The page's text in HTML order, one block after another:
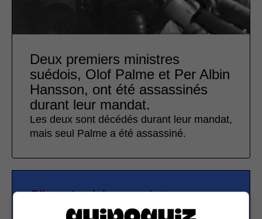
Deux premiers ministres
suédois, Olof Palme et Per Albin
Hansson, ont été assassinés
durant leur mandat.
Les deux sont décédés durant leur mandat,
mais seul Palme a été assassiné.
S’inscrire à la newsletter